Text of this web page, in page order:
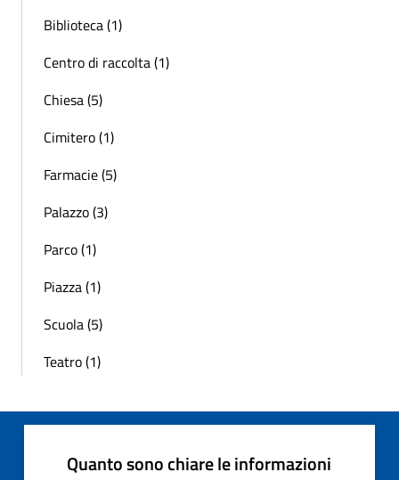
Biblioteca (1)
Centro di raccolta (1)
Chiesa (5)
Cimitero (1)
Farmacie (5)
Palazzo (3)
Parco (1)
Piazza (1)
Scuola (5)
Teatro (1)
Quanto sono chiare le informazioni